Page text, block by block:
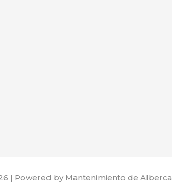
| Powered by Mantenimiento de Alberca